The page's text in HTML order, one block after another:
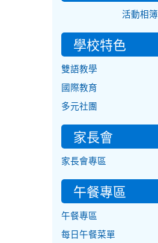
活動相簿
學校特色
雙語教學
國際教育
多元社團
家長會
家長會專區
午餐專區
午餐專區
每日午餐菜單